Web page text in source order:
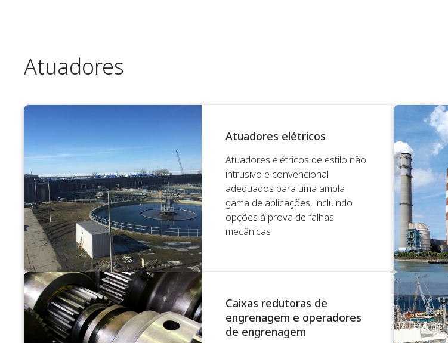
Atuadores
Atuadores elétricos
Atuadores elétricos de estilo não
intrusivo e convencional
adequados para uma ampla
gama de aplicações, incluindo
opções à prova de falhas
mecânicas
Caixas redutoras de
engrenagem e operadores
de engrenagem